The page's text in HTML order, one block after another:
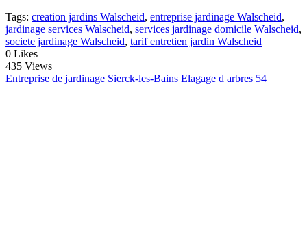
Tags: creation jardins Walscheid, entreprise jardinage Walscheid,
jardinage services Walscheid, services jardinage domicile Walscheid,
societe jardinage Walscheid, tarif entretien jardin Walscheid
0 Likes
435 Views
Entreprise de jardinage Sierck-les-Bains Elagage d arbres 54